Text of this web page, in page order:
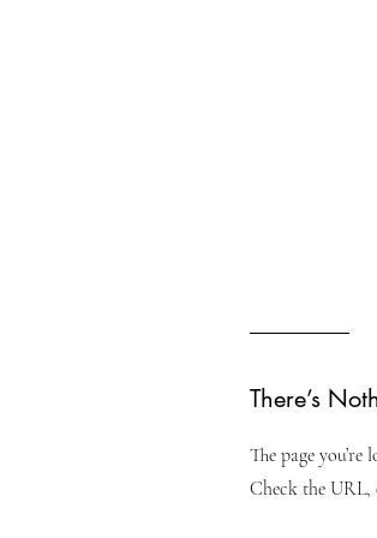
There’s
The page
Check the URL,